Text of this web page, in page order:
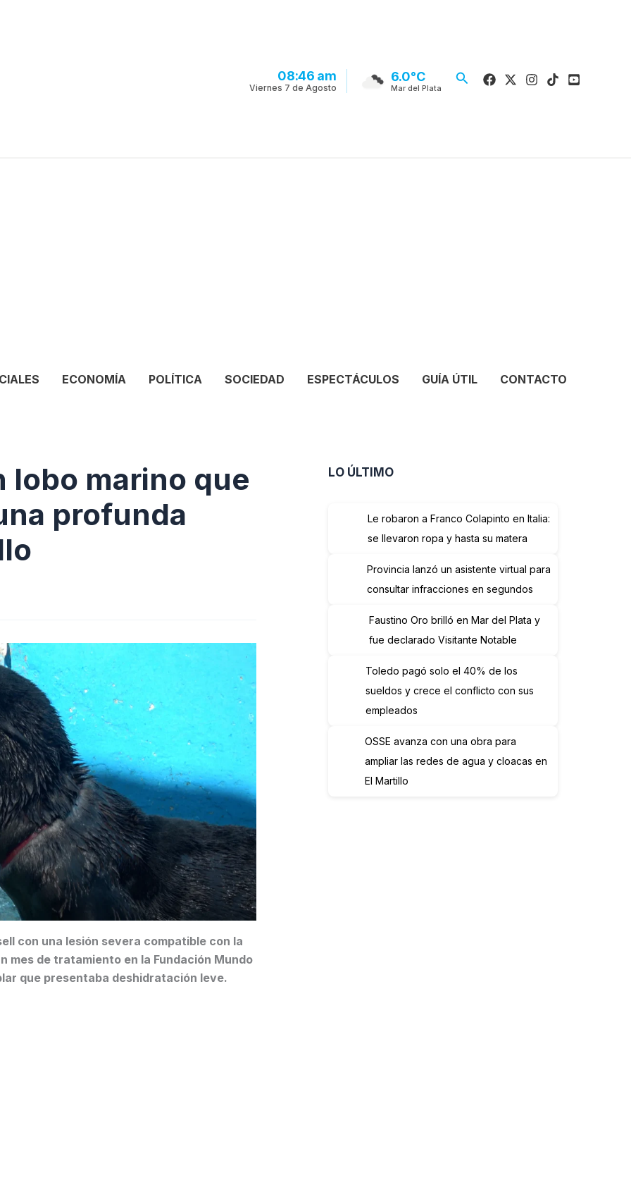
08:46 am
Viernes 7 de Agosto
6.0°C
Mar del Plata
Buscar
ECONOMÍA POLÍTICA SOCIEDAD ESPECTÁCULOS GUÍA ÚTIL CONTACTO
lobo marino que
profunda
con una lesión severa compatible con la
mes de tratamiento en la Fundación Mundo
que presentaba deshidratación leve.
LO ÚLTIMO
Le robaron a Franco Colapinto en Italia:
se llevaron ropa y hasta su matera
Provincia lanzó un asistente virtual para
consultar infracciones en segundos
Faustino Oro brilló en Mar del Plata y
fue declarado Visitante Notable
Toledo pagó solo el 40% de los
sueldos y crece el conflicto con sus
empleados
OSSE avanza con una obra para
ampliar las redes de agua y cloacas en
El Martillo